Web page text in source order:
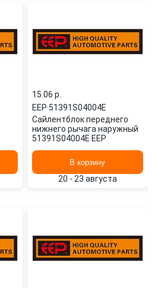
15.06 p.
EEP·51391S04004E
Сайлентблок переднего
нижнего рычага наружный
51391S04004E EEP
В корзину
20 - 23 августа